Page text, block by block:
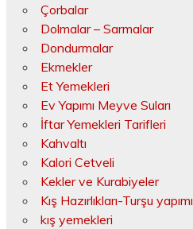
Çorbalar
Dolmalar – Sarmalar
Dondurmalar
Ekmekler
Et Yemekleri
Ev Yapımı Meyve Suları
İftar Yemekleri Tarifleri
Kahvaltı
Kalori Cetveli
Kekler ve Kurabiyeler
Kış Hazırlıkları-Turşu yapımı
kış yemekleri